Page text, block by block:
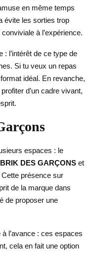
en même temps
évite les sorties trop
à l’expérience.
: l’intérêt de ce type de
Si tu veux un repas
idéal. En revanche,
d’un cadre vivant,
espaces : le
DES GARÇONS et
Cette présence sur
de la marque dans
de proposer une
l’avance : ces espaces
cela en fait une option